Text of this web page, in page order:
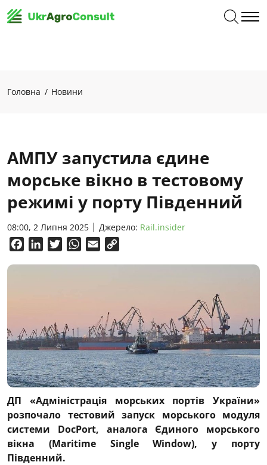
Головна Новини
АМПУ запустила єдине
морське вікно в тестовому
режимі у порту Південний
08:00, 2 Липня 2025 Джерело: Rail.insider
FacebookLinkedInTwitterWhatsApp
Email
ДП «Адміністрація морських портів України»
розпочало тестовий запуск морського модуля
системи DocPort, аналога Єдиного морського
вікна (Maritime Single Window), у порту
Південний.